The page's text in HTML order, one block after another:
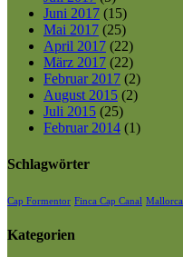
Juni 2017 (15)
Mai 2017 (25)
April 2017 (22)
März 2017 (22)
Februar 2017 (2)
August 2015 (2)
Juli 2015 (25)
Februar 2014 (1)
Schlagwörter
Cap Formentor Finca Cap Canal Mallorca
Kategorien